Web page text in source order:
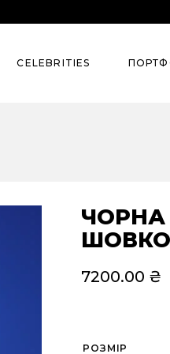
СELEBRITIES
ЧОРНА
7200.00 ₴
РОЗМІР